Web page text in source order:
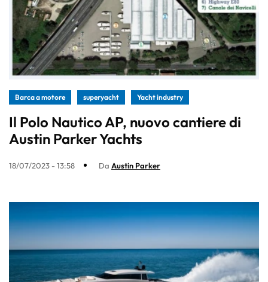
Barca a motore superyacht Yacht industry
Il Polo Nautico AP, nuovo cantiere di
Austin Parker Yachts
18/07/2023 - 13:58 Da Austin Parker